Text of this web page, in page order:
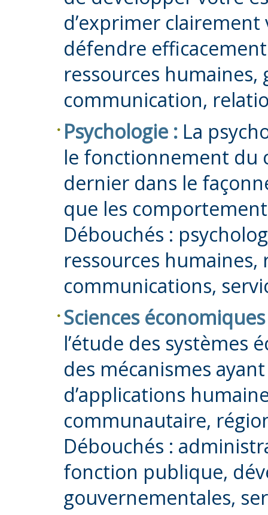
d’exprimer clairement
défendre
ressources
communication,
Psychologie : La
le fonctionnement du
dernier dans le
que les
Débouchés :
ressources
communications,
Sciences
l’étude des systèmes
des mécanismes
d’applications
communautaire,
Débouchés :
fonction publique,
gouvernementales,